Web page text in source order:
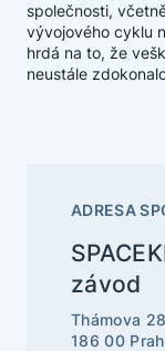
společnosti,
vývojového cyklu
hrdá na to, že
neustále
ADRESA
závod
Thámova
186 00